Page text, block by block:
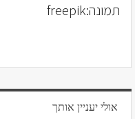
תמונה:freepik
אולי יעניין אותך